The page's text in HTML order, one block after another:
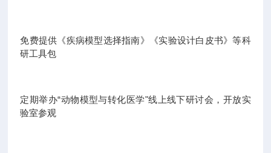
免费提供《疾病模型选择指南》《实验设计白皮书》等科
研工具包
定期举办“动物模型与转化医学"线上线下研讨会，开放实
验室参观